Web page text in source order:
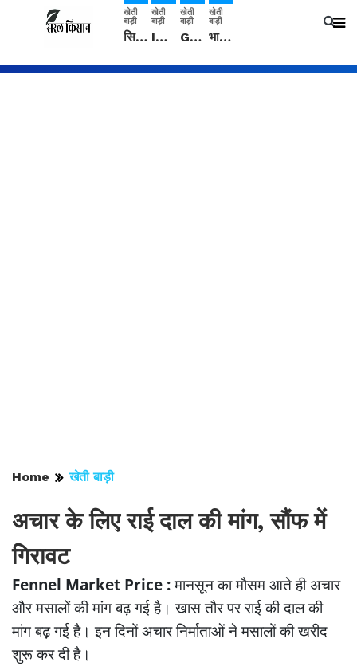
खेती
बाड़ी
सिरसा: कृषि विज्ञान केंद्र की बैठक में फसल बीमा विधि कारण व कृषि उद्यमिता बढ़ावा देने पर चर्चा
खेती
बाड़ी
IMD: राजस्थान में प्री-मानसून की सामान्य से 74% अधिक बारिश, दस्तक में देरी और मानसून कमजोर रहेगा
खेती
बाड़ी
Guar Ka Rate: ग्वार के भाव में हल्की बढ़ोतरी, बढ़ सकता है बुवाई का रकबा
खेती
बाड़ी
भारत में 29 मई से शुरु होगी प्री-मानसून बारिश, ECMWF विदेशी मौसम एजेंसी का पूर्वानुमान
Home खेती बाड़ी
अचार के लिए राई दाल की मांग, सौंफ में
गिरावट
Fennel Market Price :मानसून का मौसम आते ही अचार
और मसालों की मांग बढ़ गई है। खास तौर पर राई की दाल की
मांग बढ़ गई है। इन दिनों अचार निर्माताओं ने मसालों की खरीद
शुरू कर दी है।